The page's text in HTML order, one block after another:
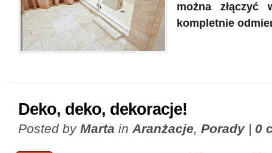
można złączyć
kompletnie
Deko, deko, dekoracje!
Posted by Marta in Aranżacje, Porady| 0